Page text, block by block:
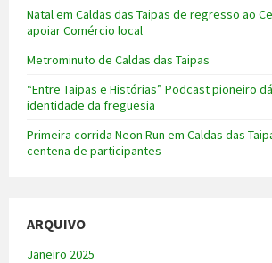
Natal em Caldas das Taipas de regresso ao
apoiar Comércio local
Metrominuto de Caldas das Taipas
“Entre Taipas e Histórias” Podcast pioneiro
identidade da freguesia
Primeira corrida Neon Run em Caldas das
centena de participantes
ARQUIVO
Janeiro 2025